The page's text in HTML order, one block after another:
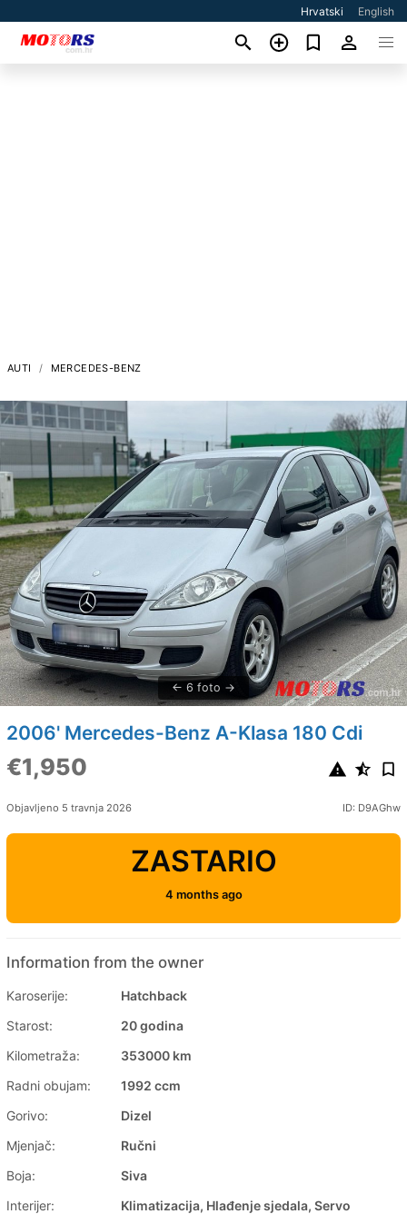
Hrvatski English
AUTI MERCEDES-BENZ
6 foto
2006' Mercedes-Benz A-Klasa 180 Cdi
€1,950
Objavljeno 5 travnja 2026 ID: D9AGhw
ZASTARIO
4 months ago
Information from the owner
Karoserije:
Hatchback
Starost:
20 godina
Kilometraža:
353000 km
Radni obujam:
1992 ccm
Gorivo:
Dizel
Mjenjač:
Ručni
Boja:
Siva
Interijer:
Klimatizacija, Hlađenje sjedala, Servo